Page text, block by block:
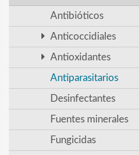
Antibióticos
Anticoccidiales
Antioxidantes
Antiparasitarios
Desinfectantes
Fuentes minerales
Fungicidas